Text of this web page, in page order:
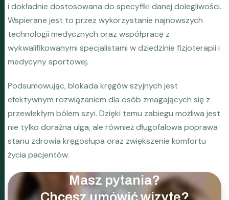
i dokładnie dostosowana do specyfiki danej dolegliwości.
Wspierane jest to przez wykorzystanie najnowszych
technologii medycznych oraz współpracę z
wykwalifikowanymi specjalistami w dziedzinie fizjoterapii i
medycyny sportowej.
Podsumowując, blokada kręgów szyjnych jest
efektywnym rozwiązaniem dla osób zmagających się z
przewlekłym bólem szyi. Dzięki temu zabiegu możliwa jest
nie tylko doraźna ulga, ale również długofalowa poprawa
stanu zdrowia kręgosłupa oraz zwiększenie komfortu
życia pacjentów.
Masz pytania?
Chcesz umówić wizytę?